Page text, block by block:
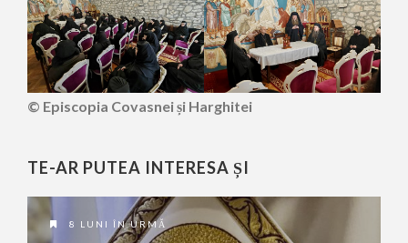
© Episcopia Covasnei și Harghitei
TE-AR PUTEA INTERESA ȘI
8 LUNI ÎN URMĂ